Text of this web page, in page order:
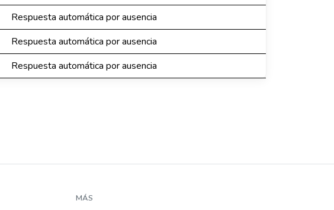
Respuesta automática por ausencia
Respuesta automática por ausencia
Respuesta automática por ausencia
MÁS